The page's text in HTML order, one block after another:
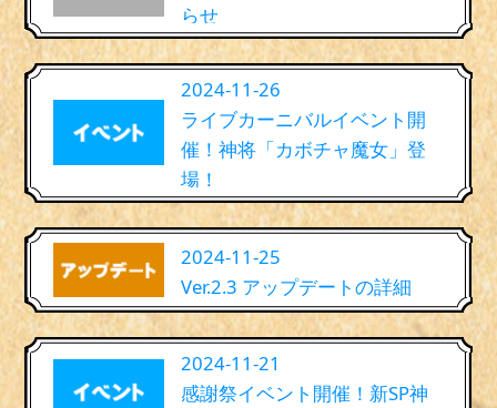
らせ
2024-11-26
ライブカーニバルイベント開
催！神将「カボチャ魔女」登
場！
2024-11-25
Ver.2.3 アップデートの詳細
2024-11-21
感謝祭イベント開催！新SP神